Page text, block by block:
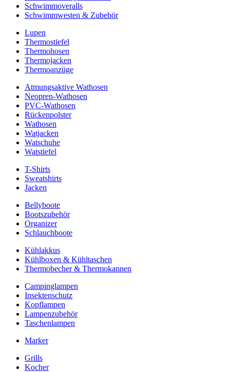
Schwimmoveralls
Schwimmwesten & Zubehör
Lupen
Thermostiefel
Thermohosen
Thermojacken
Thermoanzüge
Atmungsaktive Wathosen
Neopren-Wathosen
PVC-Wathosen
Rückenpolster
Wathosen
Watjacken
Watschuhe
Watstiefel
T-Shirts
Sweatshirts
Jacken
Bellyboote
Bootszubehör
Organizer
Schlauchboote
Kühlakkus
Kühlboxen & Kühltaschen
Thermobecher & Thermokannen
Campinglampen
Insektenschutz
Kopflampen
Lampenzubehör
Taschenlampen
Marker
Grills
Kocher